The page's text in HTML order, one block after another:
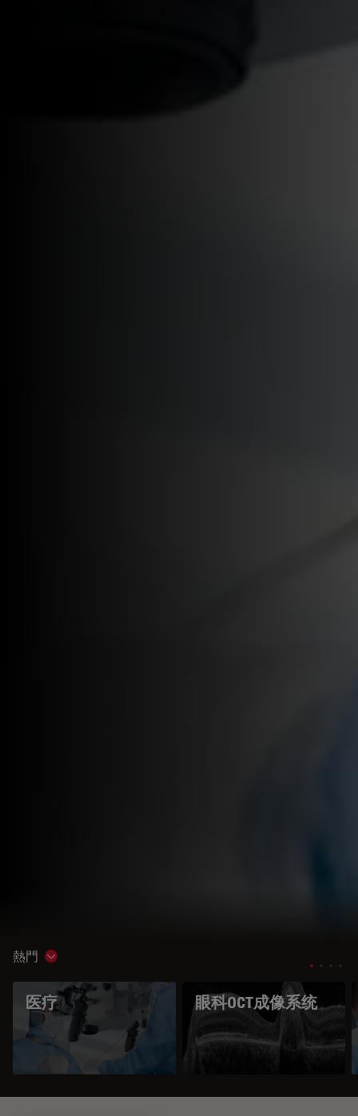
熱門 Show subnavigation
医疗 眼科OCT成像系统